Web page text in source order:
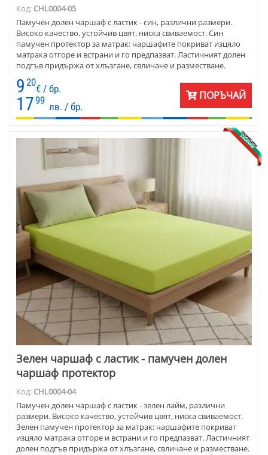
Код: CHL0004-05
Памучен долен чаршаф с ластик - син, различни размери.
Високо качество, устойчив цвят, ниска свиваемост. Син
памучен протектор за матрак: чаршафите покриват изцяло
матрака отгоре и встрани и го предпазват. Ластичният долен
подгъв придържа от хлъзгане, свличане и разместване.
9 20
€ / бр.
1799
лв. / бр.
ПОРЪЧАЙ
Зелен чаршаф с ластик - памучен долен
чаршаф протектор
Код: CHL0004-04
Памучен долен чаршаф с ластик - зелен лайм, различни
размери. Високо качество, устойчив цвят, ниска свиваемост.
Зелен памучен протектор за матрак: чаршафите покриват
изцяло матрака отгоре и встрани и го предпазват. Ластичният
долен подгъв придържа от хлъзгане, свличане и разместване.